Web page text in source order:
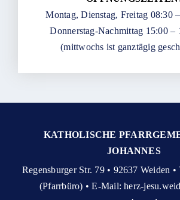
Montag, Dienstag, Freitag 08:30
Donnerstag-Nachmittag 15:00 –
(mittwochs ist ganztägig
KATHOLISCHE
JOHANNES
Regensburger Str. 79 • 92637 Weiden
(Pfarrbüro) • E-Mail:herz-